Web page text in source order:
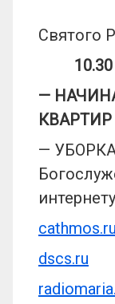
Святого
10.30
—
КВАРТИР
—
cathmos.ru
dscs.ru